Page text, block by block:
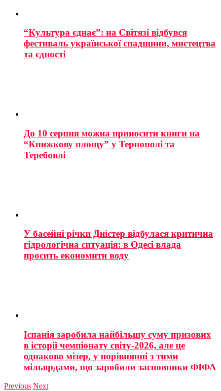
“Культура єднає”: на Світязі відбувся
фестиваль української спадщини, мистецтва
та єдності
До 10 серпня можна приносити книги на
“Книжкову площу” у Тернополі та
Теребовлі
У басейні річки Дністер відбулася критична
гідрологічна ситуація: в Одесі влада
просить економити воду
Іспанія заробила найбільшу суму призових
в історії чемпіонату світу-2026, але це
однаково мізер, у порівнянні з тими
мільярдами, що заробили засновники ФІФА
Previous Next